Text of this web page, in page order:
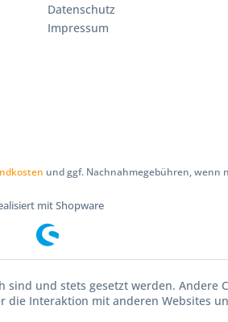
Datenschutz
Impressum
und ggf. Nachnahmegebühren, wenn
mit Shopware
und stets gesetzt werden. Andere
die Interaktion mit anderen Websites